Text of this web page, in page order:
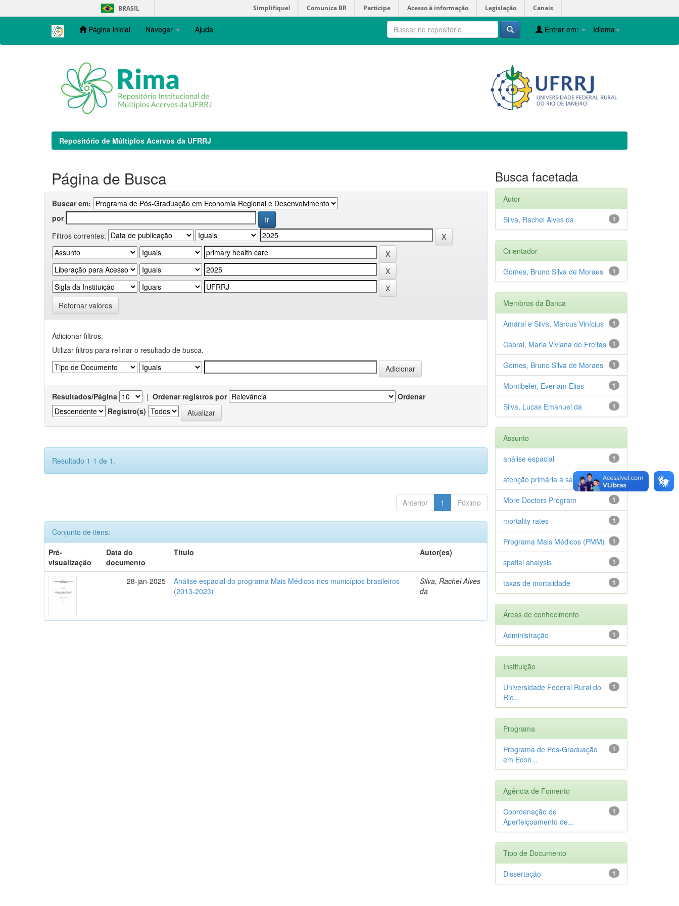
navigation
BRASIL Simplifique! Comunica BR Participe Acesso à informação Legislação Canais
Página inicial Navegar Ajuda Idioma
Entrar em:
Repositório de Múltiplos Acervos da UFRRJ
Página de Busca
Buscar em:
por
Filtros correntes:
Retornar valores
Adicionar filtros:
Utilizar filtros para refinar o resultado de busca.
Resultados/Página | Ordenar registros por
Ordenar
Registro(s)
Resultado 1-1 de 1.
Anterior 1 Póximo
Conjunto de itens:
Pré-
visualização
Data do
documento
Título Autor(es)
28-jan-2025
Análise espacial do programa Mais Médicos nos municípios brasileiros
(2013-2023)
Silva, Rachel Alves
da
Busca facetada
Autor
1
Silva, Rachel Alves da
Orientador
1
Gomes, Bruno Silva de Moraes
Membros da Banca
1
Amaral e Silva, Marcus Vinícius
1
Cabral, Maria Viviana de Freitas
1
Gomes, Bruno Silva de Moraes
1
Montibeler, Everlam Elias
1
Silva, Lucas Emanuel da
Assunto
1
análise espacial
1
atenção primária à saúde
1
More Doctors Program
1
mortality rates
1
Programa Mais Médicos (PMM)
1
spatial analysis
1
taxas de mortalidade
Áreas de conhecimento
1
Administração
Instituição
1
Universidade Federal Rural do
Rio...
Programa
1
Programa de Pós-Graduação
em Econ...
Agência de Fomento
1
Coordenação de
Aperfeiçoamento de...
Tipo de Documento
1
Dissertação